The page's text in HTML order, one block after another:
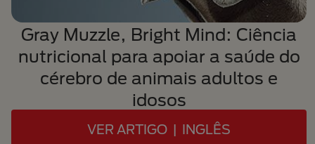
Gray Muzzle, Bright Mind: Ciência
nutricional para apoiar a saúde do
cérebro de animais adultos e
idosos
VER ARTIGO | INGLÊS